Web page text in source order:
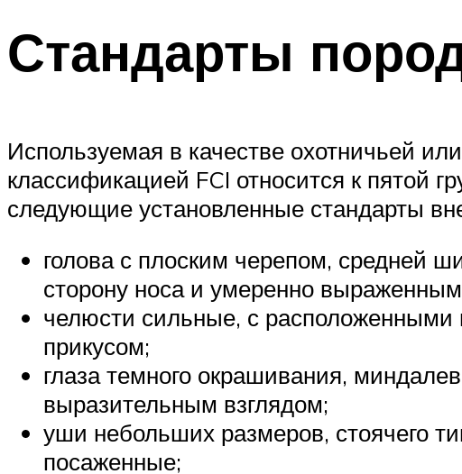
Стандарты
Используемая в качестве охотничьей
классификацией FCI относится к
следующие установленные стандарты
голова с плоским черепом, средней
сторону носа и умеренно
челюсти сильные, с
прикусом;
глаза темного окрашивания,
выразительным взглядом;
уши небольших размеров, стоячего
посаженные;